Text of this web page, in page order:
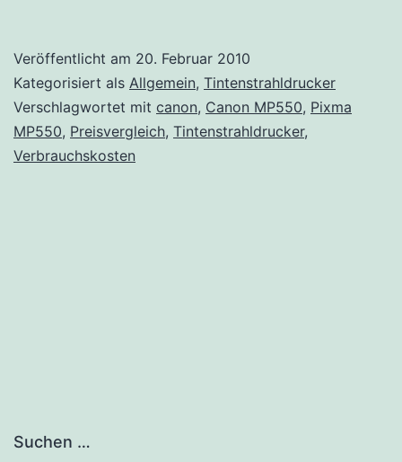
Veröffentlicht am 20. Februar 2010
Kategorisiert als Allgemein, Tintenstrahldrucker
Verschlagwortet mit canon, Canon MP550, Pixma
MP550, Preisvergleich, Tintenstrahldrucker,
Verbrauchskosten
Suchen …